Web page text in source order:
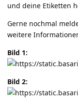
und deine Etiketten
Gerne nochmal
weitere
Bild 1:
Bild 2: